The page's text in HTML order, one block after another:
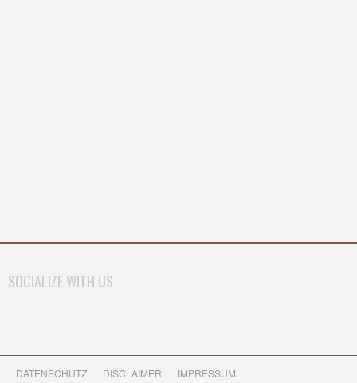
SOCIALIZE WITH US
DATENSCHUTZ DISCLAIMER IMPRESSUM